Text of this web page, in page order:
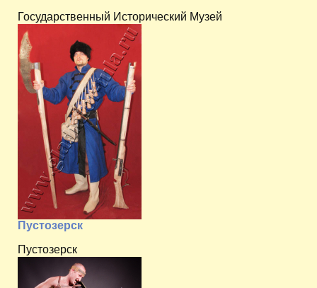
Государственный Исторический Музей
Пустозерск
Пустозерск